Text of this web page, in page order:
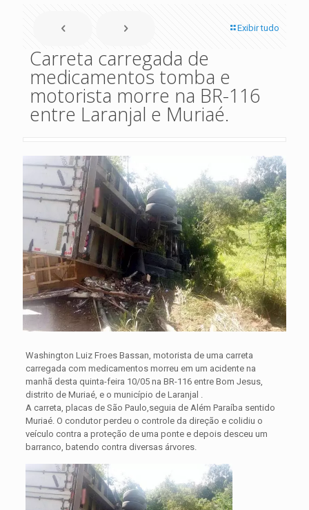
Exibir tudo
Carreta carregada de
medicamentos tomba e
motorista morre na BR-116
entre Laranjal e Muriaé.
Washington Luiz Froes Bassan, motorista de uma carreta
carregada com medicamentos morreu em um acidente na
manhã desta quinta-feira 10/05 na BR-116 entre Bom Jesus,
distrito de Muriaé, e o município de Laranjal .
A carreta, placas de São Paulo,seguia de Além Paraíba sentido
Muriaé. O condutor perdeu o controle da direção e colidiu o
veículo contra a proteção de uma ponte e depois desceu um
barranco, batendo contra diversas árvores.